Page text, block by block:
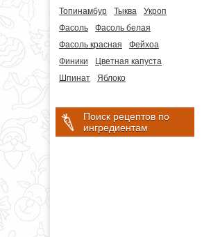
Топинамбур
Тыква
Укроп
Фасоль
Фасоль белая
Фасоль красная
Фейхоа
Финики
Цветная капуста
Шпинат
Яблоко
Поиск рецептов по
ингредиентам